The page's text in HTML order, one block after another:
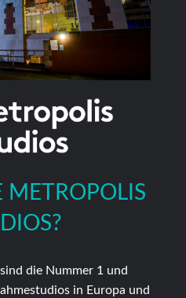
die Nummer 1 und
in Europa und